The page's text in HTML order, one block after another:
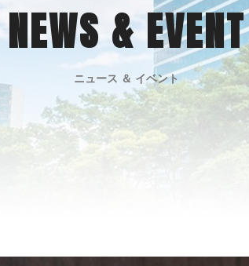
NEWS & EVENT
ニュース ＆ イベント